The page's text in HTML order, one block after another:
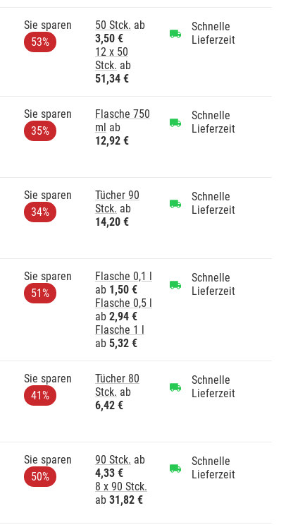
Sie sparen
53%
50 Stck. ab
3,50 €
12 x 50
Stck. ab
51,34 €
Schnelle
Lieferzeit
Sie sparen
35%
Flasche 750
ml ab
12,92 €
Schnelle
Lieferzeit
Sie sparen
34%
Tücher 90
Stck. ab
14,20 €
Schnelle
Lieferzeit
Sie sparen
51%
Flasche 0,1 l
ab 1,50 €
Flasche 0,5 l
ab 2,94 €
Flasche 1 l
ab 5,32 €
Schnelle
Lieferzeit
Sie sparen
41%
Tücher 80
Stck. ab
6,42 €
Schnelle
Lieferzeit
Sie sparen
50%
90 Stck. ab
4,33 €
8 x 90 Stck.
ab 31,82 €
Schnelle
Lieferzeit